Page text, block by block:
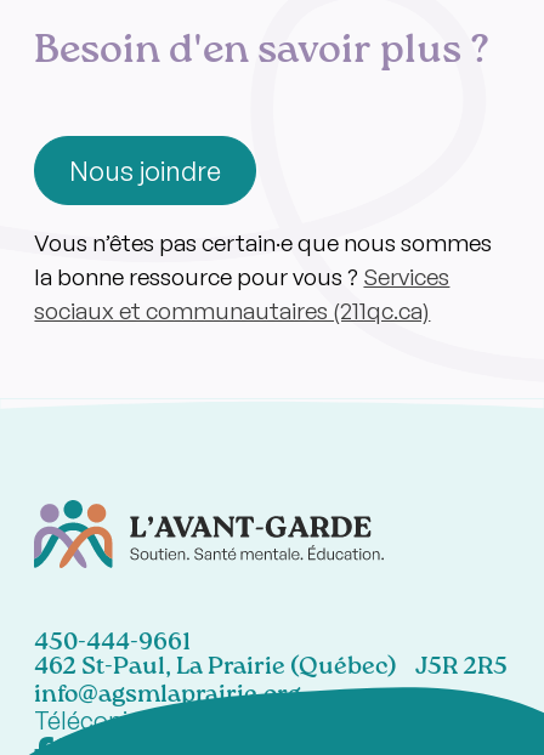
Besoin d'en savoir plus ?
Nous joindre
Vous n’êtes pas certain·e que nous sommes
la bonne ressource pour vous ? Services
sociaux et communautaires (211qc.ca)
450-444-9661
462 St-Paul, La Prairie (Québec) J5R 2R5
info@agsmlaprairie.org
Télécopieur: